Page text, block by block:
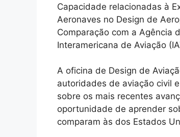
Capacidade relacionadas à
Aeronaves no Design de
Comparação com a Agência
Interamericana de Aviação
A oficina de Design de
autoridades de aviação civil
sobre os mais recentes
oportunidade de aprender
comparam às dos Estados